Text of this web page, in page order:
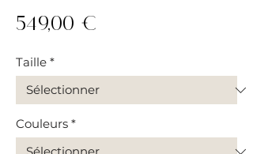
549,00 €
Taille *
Couleurs *